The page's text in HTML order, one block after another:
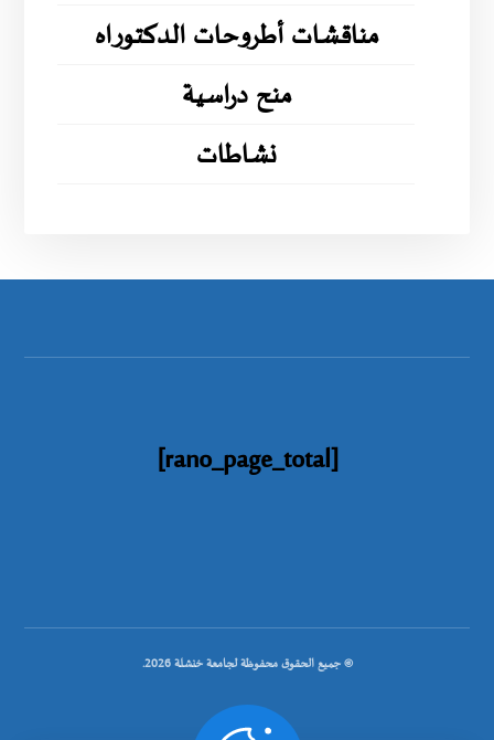
مناقشات أطروحات الدكتوراه
منح دراسية
نشاطات
[rano_page_total]
© جميع الحقوق محفوظة لجامعة خنشلة 2026.